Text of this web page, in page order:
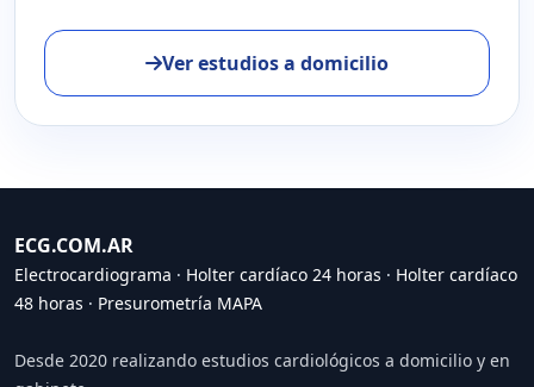
Ver estudios a domicilio
ECG.COM.AR
Electrocardiograma · Holter cardíaco 24 horas · Holter cardíaco
48 horas · Presurometría MAPA
Desde 2020 realizando estudios cardiológicos a domicilio y en